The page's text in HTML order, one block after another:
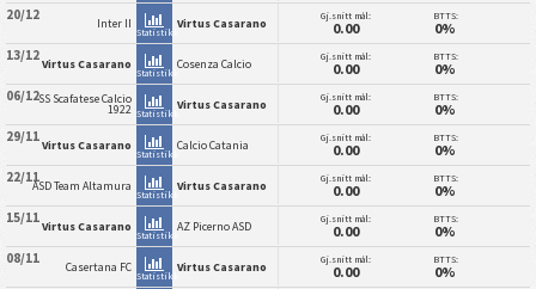
20/12 Inter II
Statistikk
Virtus Casarano Gj.snitt mål:
0.00
BTTS:
0%
13/12Virtus Casarano
Statistikk
Cosenza Calcio Gj.snitt mål:
0.00
BTTS:
0%
06/12SS Scafatese Calcio
1922 Statistikk
Virtus Casarano Gj.snitt mål:
0.00
BTTS:
0%
29/11Virtus Casarano
Statistikk
Calcio Catania Gj.snitt mål:
0.00
BTTS:
0%
22/11ASD Team Altamura
Statistikk
Virtus Casarano Gj.snitt mål:
0.00
BTTS:
0%
15/11Virtus Casarano
Statistikk
AZ Picerno ASD Gj.snitt mål:
0.00
BTTS:
0%
08/11 Casertana FC
Statistikk
Virtus Casarano Gj.snitt mål:
0.00
BTTS:
0%